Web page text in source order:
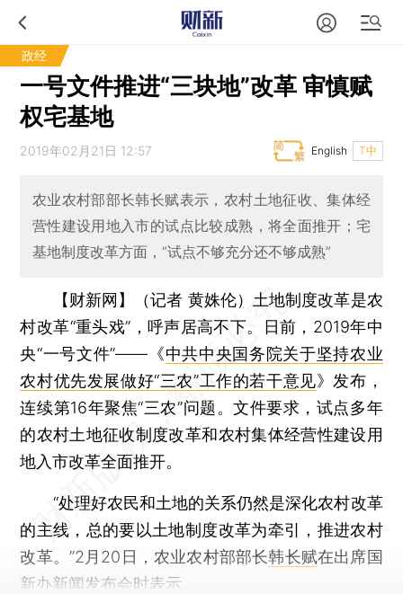
政经
一号文件推进“三块地”改革 审慎赋
权宅基地
2019年02月21日 12:57 T中
English
农业农村部部长韩长赋表示，农村土地征收、集体经
营性建设用地入市的试点比较成熟，将全面推开；宅
基地制度改革方面，“试点不够充分还不够成熟”
【财新网】（记者 黄姝伦） 土地制度改革是农
村改革“重头戏”，呼声居高不下。日前，2019年中
央“一号文件”——《中共中央国务院关于坚持农业
农村优先发展做好“三农”工作的若干意见》发布，
连续第16年聚焦“三农”问题。文件要求，试点多年
的农村土地征收制度改革和农村集体经营性建设用
地入市改革全面推开。
“处理好农民和土地的关系仍然是深化农村改革
的主线，总的要以土地制度改革为牵引，推进农村
改革。”2月20日，农业农村部部长韩长赋在出席国
新办新闻发布会时表示。